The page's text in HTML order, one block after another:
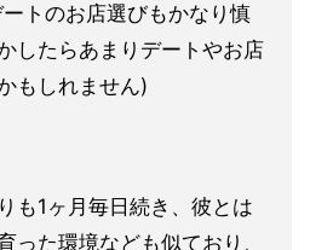
トのお店選びもかなり慎
したらあまりデートやお店
もしれません)
も1ヶ月毎日続き、彼とは
った環境なども似ており、